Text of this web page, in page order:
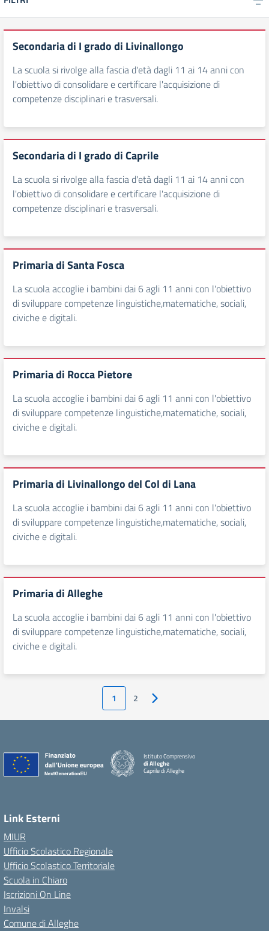
Secondaria di I grado di Livinallongo
La scuola si rivolge alla fascia d'età dagli 11 ai 14 anni con
l'obiettivo di consolidare e certificare l'acquisizione di
competenze disciplinari e trasversali.
Secondaria di I grado di Caprile
La scuola si rivolge alla fascia d'età dagli 11 ai 14 anni con
l'obiettivo di consolidare e certificare l'acquisizione di
competenze disciplinari e trasversali.
Primaria di Santa Fosca
La scuola accoglie i bambini dai 6 agli 11 anni con l'obiettivo
di sviluppare competenze linguistiche,matematiche, sociali,
civiche e digitali.
Primaria di Rocca Pietore
La scuola accoglie i bambini dai 6 agli 11 anni con l'obiettivo
di sviluppare competenze linguistiche,matematiche, sociali,
civiche e digitali.
Primaria di Livinallongo del Col di Lana
La scuola accoglie i bambini dai 6 agli 11 anni con l'obiettivo
di sviluppare competenze linguistiche,matematiche, sociali,
civiche e digitali.
Primaria di Alleghe
La scuola accoglie i bambini dai 6 agli 11 anni con l'obiettivo
di sviluppare competenze linguistiche,matematiche, sociali,
civiche e digitali.
1 2 Pagina successiva
Istituto Comprensivo
di Alleghe
Caprile di Alleghe
Link Esterni
MIUR
Ufficio Scolastico Regionale
Ufficio Scolastico Territoriale
Scuola in Chiaro
Iscrizioni On Line
Invalsi
Comune di Alleghe